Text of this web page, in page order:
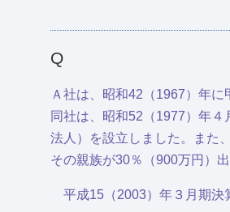
Q
Ａ社は、昭和42（1967）年
同社は、昭和52（1977）年
法人）を設立しました。また
その親族が30％（900万円）
平成15（2003）年３月期決